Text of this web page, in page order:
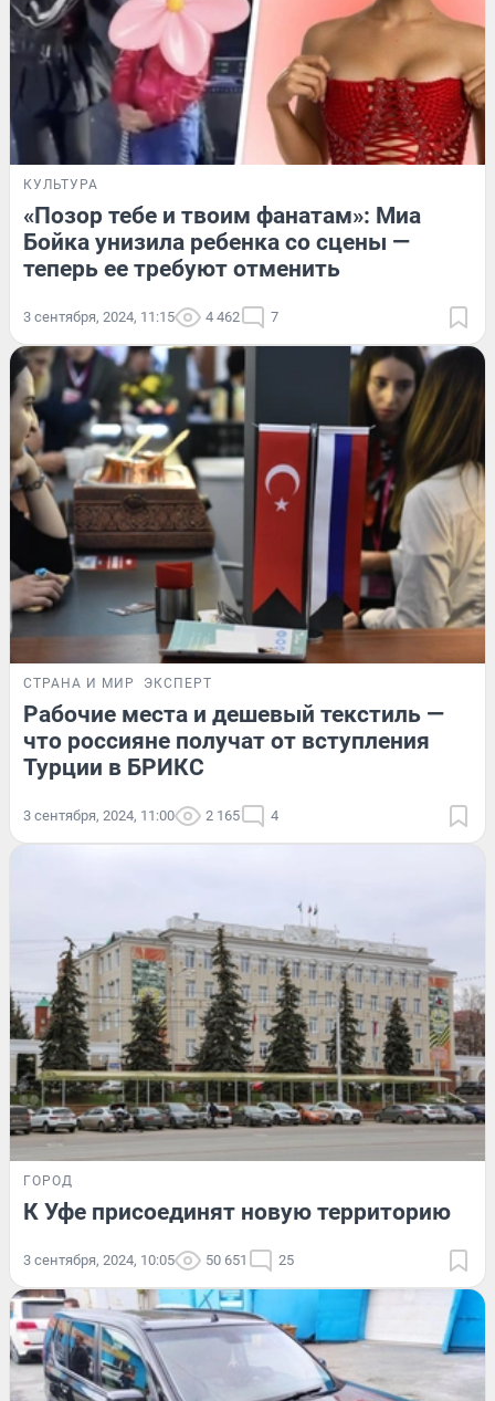
КУЛЬТУРА
«Позор тебе и твоим фанатам»: Миа
Бойка унизила ребенка со сцены —
теперь ее требуют отменить
3 сентября, 2024, 11:15 4 462 7
СТРАНА И МИР ЭКСПЕРТ
Рабочие места и дешевый текстиль —
что россияне получат от вступления
Турции в БРИКС
3 сентября, 2024, 11:00 2 165 4
ГОРОД
К Уфе присоединят новую территорию
3 сентября, 2024, 10:05 50 651 25